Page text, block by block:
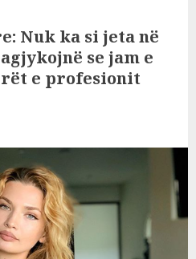
Nuk ka si jeta në
se jam e
e profesionit